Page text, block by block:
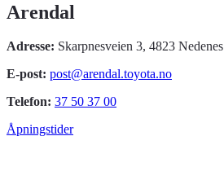
Arendal
Adresse: Skarpnesveien 3, 4823 Nedenes
E-post: post@arendal.toyota.no
Telefon: 37 50 37 00
Åpningstider